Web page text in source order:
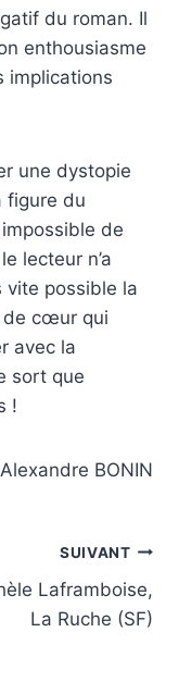
du roman. Il
enthousiasme
implications
une dystopie
figure du
de
lecteur n’a
vite possible la
de cœur qui
avec la
sort que
!
BONIN
SUIVANT
Laframboise,
La Ruche (SF)